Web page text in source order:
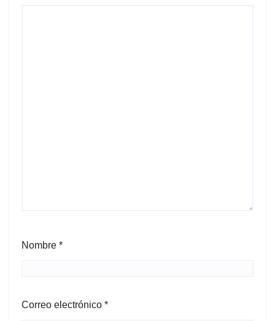
Nombre *
Correo electrónico *